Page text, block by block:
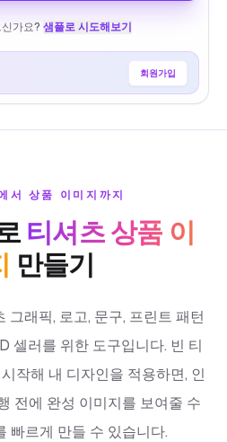
가요? 샘플로 시도해보기
회원가입
서 상품 이미지까지
티셔츠 상품 이
만들기
래픽, 로고, 문구, 프린트 패턴
셀러를 위한 도구입니다. 빈 티
작해 내 디자인을 적용하면, 인
전에 완성 이미지를 보여줄 수
빠르게 만들 수 있습니다.